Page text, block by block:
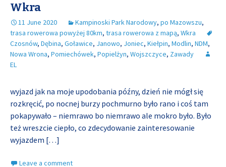
Wkra
11 June 2020 Kampinoski Park Narodowy, po Mazowszu,
trasa rowerowa powyżej 80km, trasa rowerowa z mapą, Wkra
Czosnów, Dębina, Goławice, Janowo, Joniec, Kiełpin, Modlin, NDM,
Nowa Wrona, Pomiechówek, Popielżyn, Wojszczyce, Zawady
EL
wyjazd jak na moje upodobania późny, dzień nie mógł się
rozkręcić, po nocnej burzy pochmurno było rano i coś tam
pokapywało – niemrawo bo niemrawo ale mokro było. Było
też wreszcie ciepło, co zdecydowanie zainteresowanie
wyjazdem […]
Leave a comment